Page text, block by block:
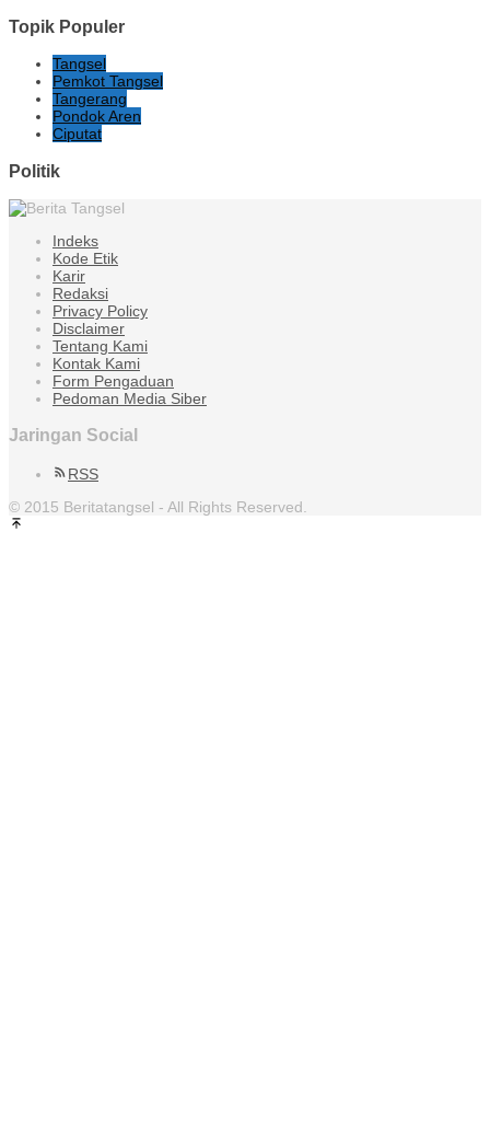
Topik Populer
Tangsel
Pemkot Tangsel
Tangerang
Pondok Aren
Ciputat
Politik
Indeks
Kode Etik
Karir
Redaksi
Privacy Policy
Disclaimer
Tentang Kami
Kontak Kami
Form Pengaduan
Pedoman Media Siber
Jaringan Social
RSS
© 2015 Beritatangsel - All Rights Reserved.